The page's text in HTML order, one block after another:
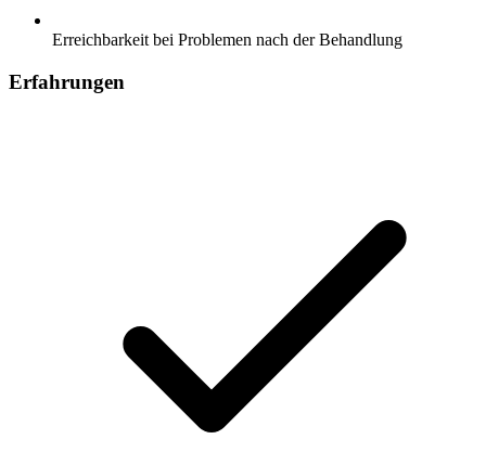
Erreichbarkeit bei Problemen nach der Behandlung
Erfahrungen